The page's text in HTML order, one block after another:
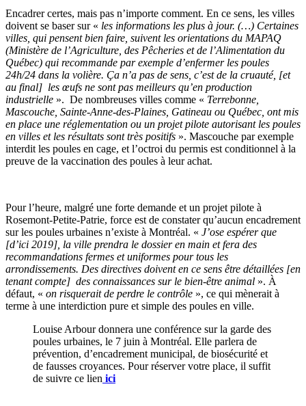
Encadrer certes, mais pas n’importe comment. En ce sens, les villes
doivent se baser sur « les informations les plus à jour. (…) Certaines
villes, qui pensent bien faire, suivent les orientations du MAPAQ
(Ministère de l’Agriculture, des Pêcheries et de l’Alimentation du
Québec) qui recommande par exemple d’enfermer les poules
24h/24 dans la volière. Ça n’a pas de sens, c’est de la cruauté, [et
au final] les œufs ne sont pas meilleurs qu’en production
industrielle ». De nombreuses villes comme « Terrebonne,
Mascouche, Sainte-Anne-des-Plaines, Gatineau ou Québec, ont mis
en place une réglementation ou un projet pilote autorisant les poules
en villes et les résultats sont très positifs ». Mascouche par exemple
interdit les poules en cage, et l’octroi du permis est conditionnel à la
preuve de la vaccination des poules à leur achat.
Pour l’heure, malgré une forte demande et un projet pilote à
Rosemont-Petite-Patrie, force est de constater qu’aucun encadrement
sur les poules urbaines n’existe à Montréal. « J’ose espérer que
[d’ici 2019], la ville prendra le dossier en main et fera des
recommandations fermes et uniformes pour tous les
arrondissements. Des directives doivent en ce sens être détaillées [en
tenant compte] des connaissances sur le bien-être animal ». À
défaut, « on risquerait de perdre le contrôle », ce qui mènerait à
terme à une interdiction pure et simple des poules en ville.
Louise Arbour donnera une conférence sur la garde des
poules urbaines, le 7 juin à Montréal. Elle parlera de
prévention, d’encadrement municipal, de biosécurité et
de fausses croyances. Pour réserver votre place, il suffit
de suivre ce lien ici